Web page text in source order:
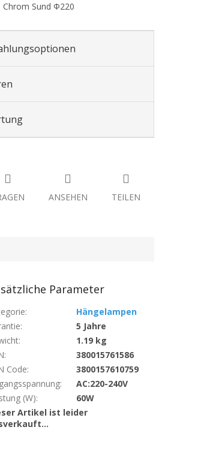
Sund Ф220
ANSEHEN TEILEN
Parameter
:
Hängelampen
:
5 Jahre
:
1.19 kg
:
380015761586
Code:
3800157610759
:
AC:220-240V
(W):
60W
Artikel ist leider